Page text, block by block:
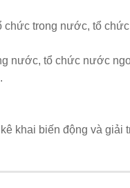
chức trong nước, tổ
nước, tổ chức nước
khai biến động và giải